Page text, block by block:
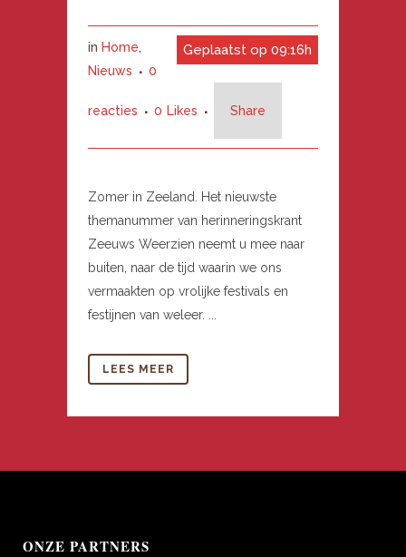
Geplaatst op 09:16h
in Home,
Nieuws
0
reacties 0 Likes Share
Zomer in Zeeland. Het nieuwste
themanummer van herinneringskrant
Zeeuws Weerzien neemt u mee naar
buiten, naar de tijd waarin we ons
vermaakten op vrolijke festivals en
festijnen van weleer. ...
LEES MEER
ONZE PARTNERS